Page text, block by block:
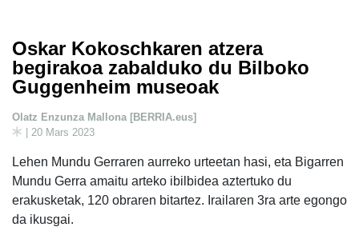
Oskar Kokoschkaren atzera
begirakoa zabalduko du Bilboko
Guggenheim museoak
Olatz Enzunza Mallona [BERRIA.eus]
| 20 Mars 2023
Lehen Mundu Gerraren aurreko urteetan hasi, eta Bigarren
Mundu Gerra amaitu arteko ibilbidea aztertuko du
erakusketak, 120 obraren bitartez. Irailaren 3ra arte egongo
da ikusgai.